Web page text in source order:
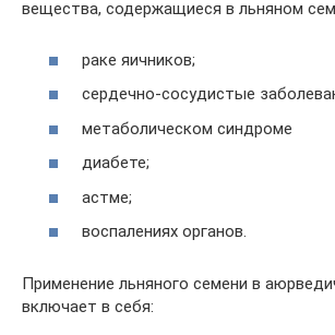
вещества, содержащиеся в льняном
раке яичников;
сердечно-сосудистые
метаболическом синдроме
диабете;
астме;
воспалениях органов.
Применение льняного семени в
включает в себя: